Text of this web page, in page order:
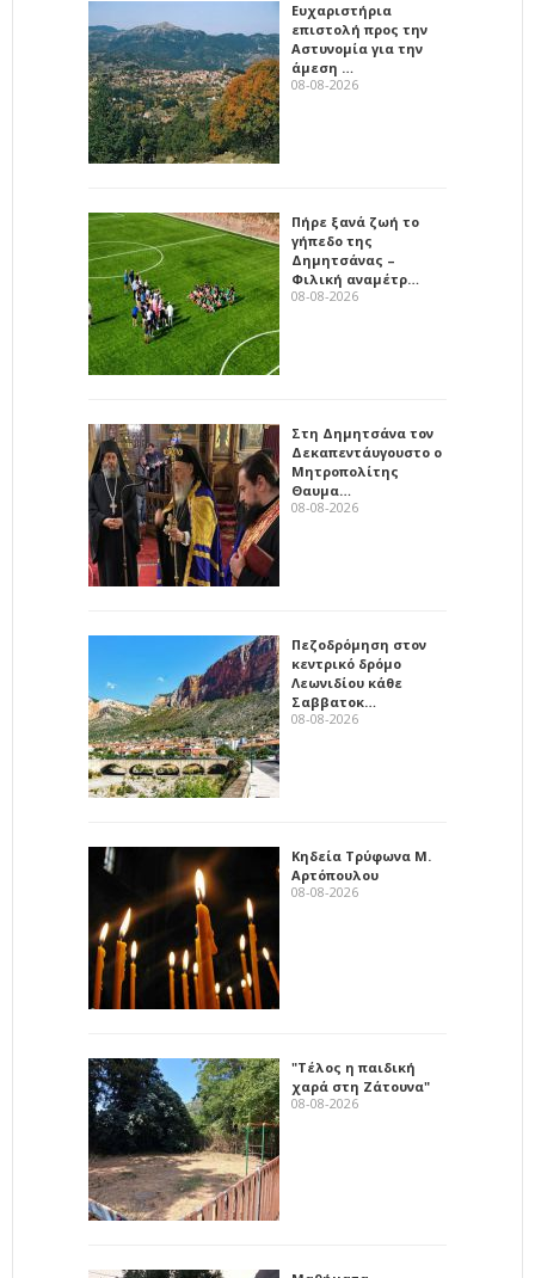
Ευχαριστήρια
επιστολή προς την
Αστυνομία για την
άμεση …
08-08-2026
Πήρε ξανά ζωή το
γήπεδο της
Δημητσάνας –
Φιλική αναμέτρ…
08-08-2026
Στη Δημητσάνα τον
Δεκαπεντάυγουστο ο
Μητροπολίτης
Θαυμα…
08-08-2026
Πεζοδρόμηση στον
κεντρικό δρόμο
Λεωνιδίου κάθε
Σαββατοκ…
08-08-2026
Κηδεία Τρύφωνα Μ.
Αρτόπουλου
08-08-2026
"Τέλος η παιδική
χαρά στη Ζάτουνα"
08-08-2026